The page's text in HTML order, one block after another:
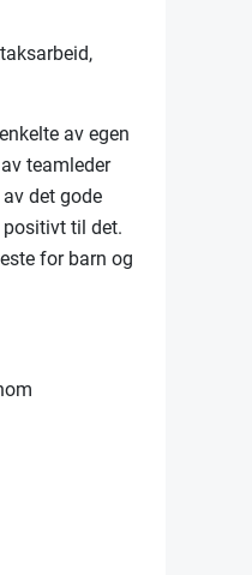
av egen
teamleder
det gode
til det.
for barn og